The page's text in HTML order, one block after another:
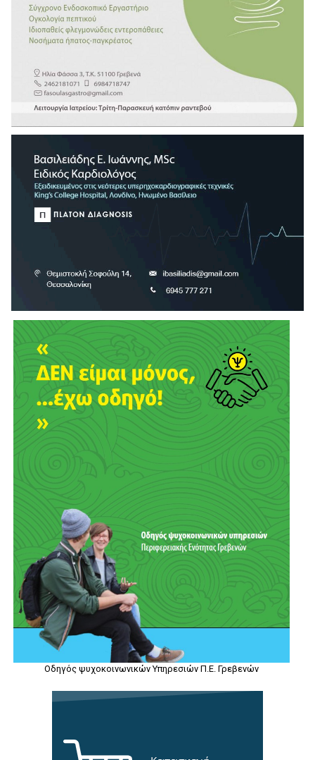
Οδηγός ψυχοκοινωνικών Υπηρεσιών Π.Ε. Γρεβενών